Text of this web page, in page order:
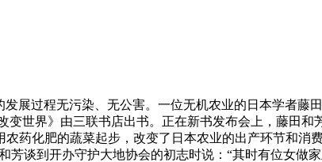
过程无污染、无公害。一位无机农业的日本学者藤田
世界》由三联书店出书。正在新书发布会上，藤田
药化肥的蔬菜起步，改变了日本农业的出产环节和
芳谈到开办守护大地协会的初志时说：“其时有位女